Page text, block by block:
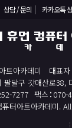
상담 / 문의 카카오톡
트아카데미 대표자
팔달구 갓매산로38,
7277 팩스 070-
터아트아카데미.
취득과정
급)
과정